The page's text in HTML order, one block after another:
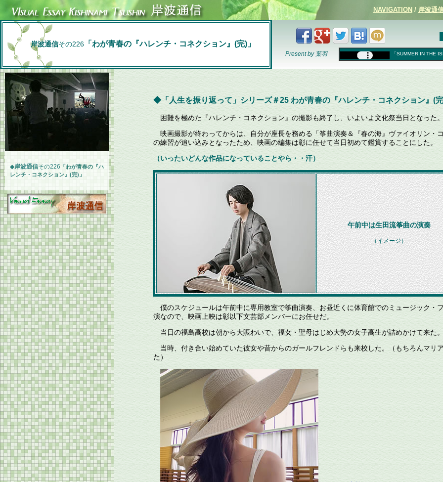
NAVIGATION / 岸波通
岸波通信その226 「わが青春の『ハレンチ・コネクション』(完)」
Present by 葉羽 「SUMMER IN THE
◆岸波通信その226 「わが青春の『ハ
レンチ・コネクション』(完)」
◆「人生を振り返って」シリーズ＃25 わが青春の『ハレンチ・コネクション』 (
困難を極めた『ハレンチ・コネクション』の撮影も終了し、いよいよ文化祭当日となった
映画撮影が終わってからは、自分が座長を務める「筝曲演奏＆『春の海』ヴァイオリン・
の練習が追い込みとなったため、映画の編集は彰に任せて当日初めて鑑賞することにした。
（いったいどんな作品になっていることやら・・汗）
午前中は生田流筝曲の演奏
（イメージ）
僕のスケジュールは午前中に専用教室で筝曲演奏、お昼近くに体育館でのミュージック・
演なので、映画上映は彰以下文芸部メンバーにお任せだ。
当日の福島高校は朝から大賑わいで、福女・聖母はじめ大勢の女子高生が詰めかけて来た
当時、付き合い始めていた彼女や昔からのガールフレンドらも来校した。（もちろんマリ
た）